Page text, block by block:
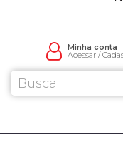
Minha conta
Acessar/